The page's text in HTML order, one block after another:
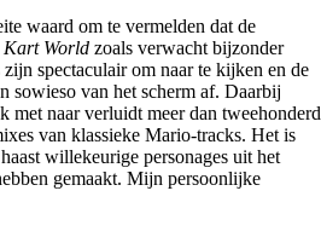
waard om te vermelden dat de
World zoals verwacht bijzonder
spectaculair om naar te kijken en de
sowieso van het scherm af. Daarbij
met naar verluidt meer dan tweehonderd
van klassieke Mario-tracks. Het is
willekeurige personages uit het
gemaakt. Mijn persoonlijke